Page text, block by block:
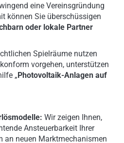
eine Vereinsgründung
können Sie überschüssigen
oder lokale Partner
Spielräume nutzen
vorgehen, unterstützen
„Photovoltaik-Anlagen auf
Wir zeigen Ihnen,
Ansteuerbarkeit Ihrer
an neuen Marktmechanismen